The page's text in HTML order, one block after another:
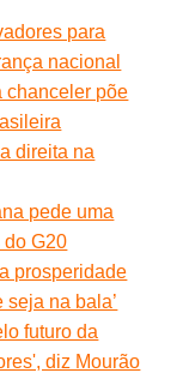
para
nacional
chanceler põe
direita na
pede uma
do G20
prosperidade
seja na bala’
futuro da
diz Mourão